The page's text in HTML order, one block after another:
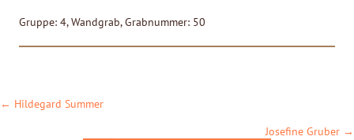
Gruppe: 4, Wandgrab, Grabnummer: 50
POSTS
← Hildegard Summer
Josefine Gruber →